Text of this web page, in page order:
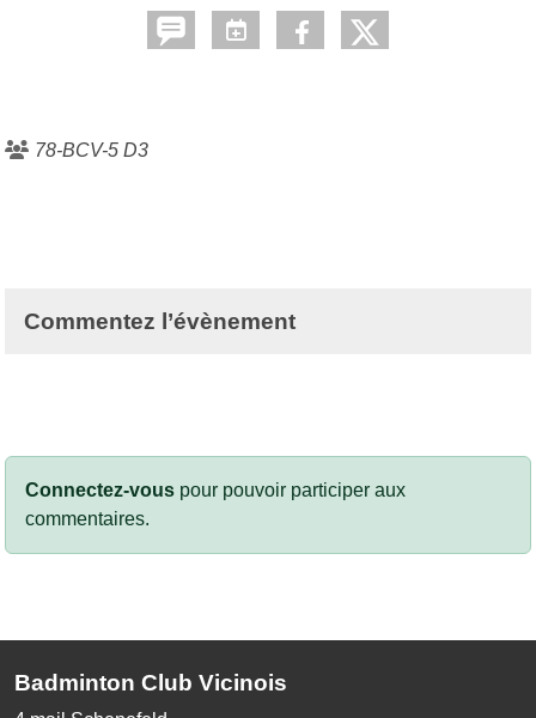
78-BCV-5 D3
Commentez l’évènement
Connectez-vous pour pouvoir participer aux
commentaires.
Badminton Club Vicinois